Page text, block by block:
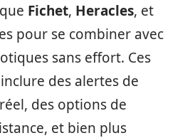
Fichet, Heracles, et
pour se combiner avec
sans effort. Ces
des alertes de
des options de
et bien plus